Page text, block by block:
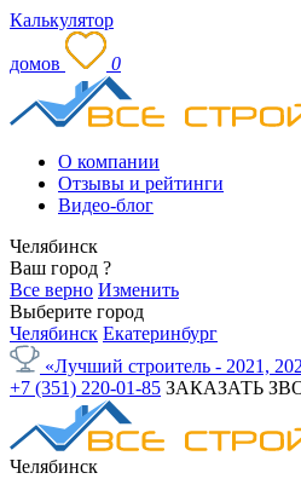
Калькулятор
домов 0
О компании
Отзывы и рейтинги
Видео-блог
Челябинск
Ваш город ?
Все верно Изменить
Выберите город
Челябинск Екатеринбург
«Лучший строитель - 2021,
+7 (351) 220-01-85 ЗАКАЗАТЬ
Челябинск